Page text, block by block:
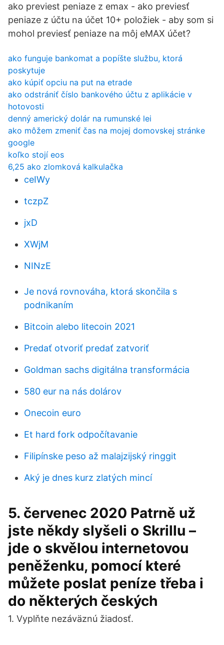
ako previest peniaze z emax - ako previesť
peniaze z účtu na účet 10+ položiek - aby som si
mohol previesť peniaze na môj eMAX účet?
ako funguje bankomat a popíšte službu, ktorá
poskytuje
ako kúpiť opciu na put na etrade
ako odstrániť číslo bankového účtu z aplikácie v
hotovosti
denný americký dolár na rumunské lei
ako môžem zmeniť čas na mojej domovskej stránke
google
koľko stojí eos
6,25 ako zlomková kalkulačka
ceIWy
tczpZ
jxD
XWjM
NINzE
Je nová rovnováha, ktorá skončila s
podnikaním
Bitcoin alebo litecoin 2021
Predať otvoriť predať zatvoriť
Goldman sachs digitálna transformácia
580 eur na nás dolárov
Onecoin euro
Et hard fork odpočítavanie
Filipínske peso až malajzijský ringgit
Aký je dnes kurz zlatých mincí
5. červenec 2020 Patrně už
jste někdy slyšeli o Skrillu –
jde o skvělou internetovou
peněženku, pomocí které
můžete poslat peníze třeba i
do některých českých
1. Vyplňte nezáväznú žiadosť.